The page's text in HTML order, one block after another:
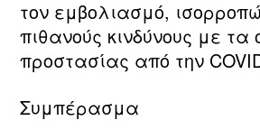
τον εμβολιασμό,
πιθανούς κινδύνους με τα
προστασίας από την
Συμπέρασμα